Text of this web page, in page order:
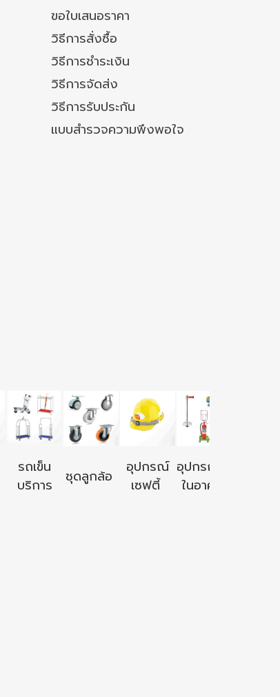
ขอใบเสนอราคา
วิธีการสั่งซื้อ
วิธีการชำระเงิน
วิธีการจัดส่ง
วิธีการรับประกัน
แบบสำรวจความพึงพอใจ
รถเข็น
บริการ
ชุดลูกล้อ
อุปกรณ์
เซฟตี้
อุปกรณ์ใช้
ในอาคาร